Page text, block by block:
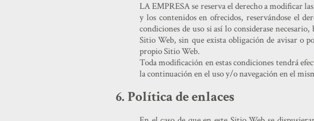
LA EMPRESA se reserva el derecho a modificar
y los contenidos en ofrecidos, reservándose el
condiciones de uso si así lo considerase
Sitio Web, sin que exista obligación de avisar o
propio Sitio Web.
Toda modificación en estas condiciones tendrá
la continuación en el uso y/o navegación en el
6. Política de enlaces